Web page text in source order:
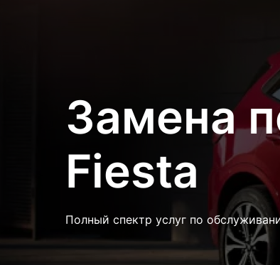
Замена
Fiesta
Полный спектр услуг по